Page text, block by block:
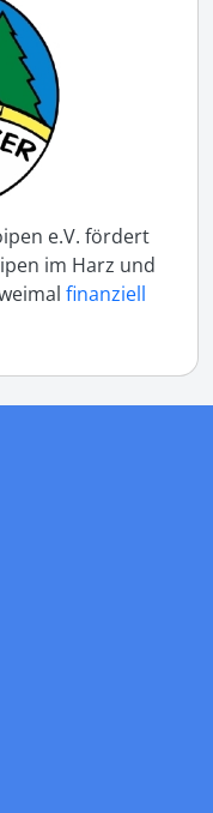
e.V. fördert
im Harz und
finanziell